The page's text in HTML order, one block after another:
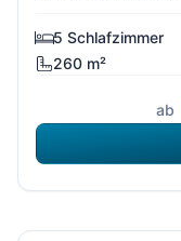
5 Schlafzimmer
260 m²
ab